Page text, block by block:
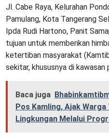
Jl. Cabe Raya, Kelurahan
Pamulang, Kota Tangerang
Ipda Rudi Hartono, Panit
tujuan untuk memberikan
ketertiban masyarakat
sekitar, khususnya di kawasan
Baca juga
Pos Kamling, Ajak
Lingkungan Melalui